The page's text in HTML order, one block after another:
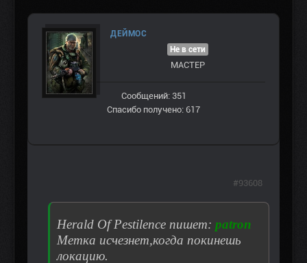
ДЕЙМОС
Не в сети
МАСТЕР
Сообщений: 351
Спасибо получено: 617
Herald Of Pestilence пишет: patron
Метка исчезнет,когда покинешь
локацию.
#93608